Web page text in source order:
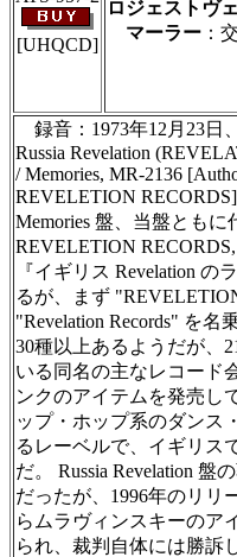
[UHQCD]
ロジェストヴ
マーラー ：
録音：1973年12月23日
Russia Revelation
/ Memories, MR-2136
REVELETION
Memories 盤、当盤とも
REVELETION
『イギリス Revelation
るが、まず
"Revelation Records" を名
30種以上あるようだが、
いる同名の主なレコード
ンクのアイテムを発売し
ップ・ホップ系のダンス
るレーベルで、イギリス
だ。 Russia Revelation 盤
だったが、1996年のリリ
らムラヴィンスキーのア
られ、裁判自体には勝訴